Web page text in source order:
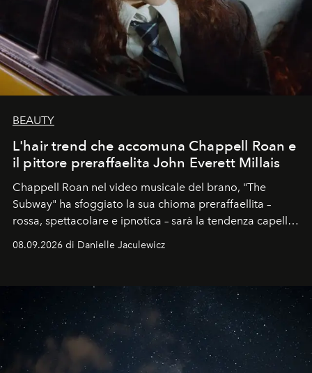
BEAUTY
L'hair trend che accomuna Chappell Roan e
il pittore preraffaelita John Everett Millais
Chappell Roan nel video musicale del brano, "The
Subway" ha sfoggiato la sua chioma preraffaellita –
rossa, spettacolare e ipnotica – sarà la tendenza capelli
dell'autunno?
08.09.2026 di Danielle Jaculewicz